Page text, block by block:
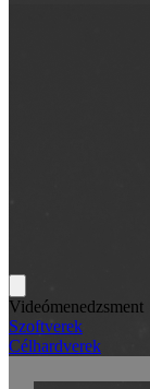
Videómenedzsment
Szoftverek
Célhardverek